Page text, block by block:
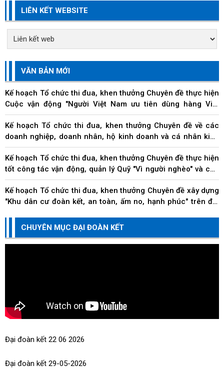
LIÊN KẾT WEBSITE
VĂN BẢN MỚI
Kế hoạch Tổ chức thi đua, khen thưởng Chuyên đề thực hiện
Cuộc vận động "Người Việt Nam ưu tiên dùng hàng Việt
Nam" trên địa bàn thành phố Đà Nẵng
Kế hoạch Tổ chức thi đua, khen thưởng Chuyên đề về các
doanh nghiệp, doanh nhân, hộ kinh doanh và cá nhân kinh
doanh thi đua thực hiện tốt trách nhiệm...
Kế hoạch Tổ chức thi đua, khen thưởng Chuyên đề thực hiện
tốt công tác vận động, quản lý Quỹ "Vì người nghèo" và các
hoạt động an sinh xã hội trên địa...
Kế hoạch Tổ chức thi đua, khen thưởng Chuyên đề xây dựng
"Khu dân cư đoàn kết, an toàn, ấm no, hạnh phúc" trên địa
Kế hoạch Tổ chức thi đua, khen thưởng Chuyên đề thực hiện
Cuộc vận động "Toàn dân đoàn kết xây dựng nông thôn mới,
đô thị văn minh" trên địa bàn thành...
CHUYÊN MỤC ĐẠI ĐOÀN KẾT
Đại đoàn kết 22 06 2026
Đại đoàn kết 29-05-2026